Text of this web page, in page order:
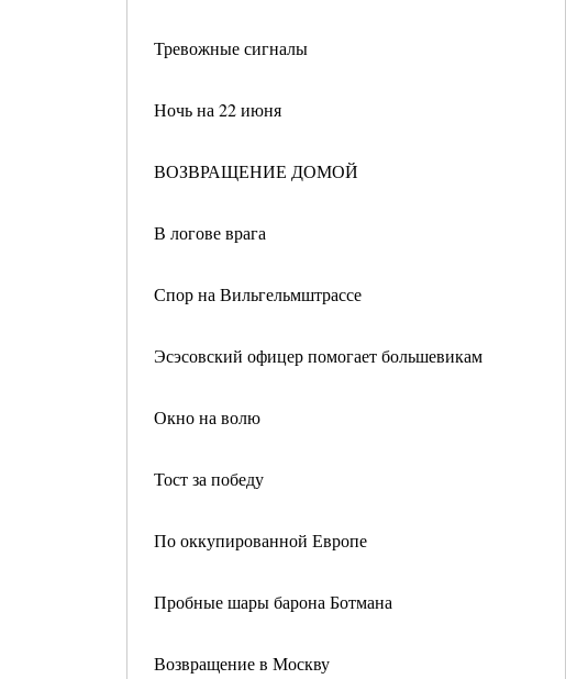
Тревожные сигналы
Ночь на 22 июня
ВОЗВРАЩЕНИЕ ДОМОЙ
В логове врага
Спор на Вильгельмштрассе
Эсэсовский офицер помогает большевикам
Окно на волю
Тост за победу
По оккупированной Европе
Пробные шары барона Ботмана
Возвращение в Москву